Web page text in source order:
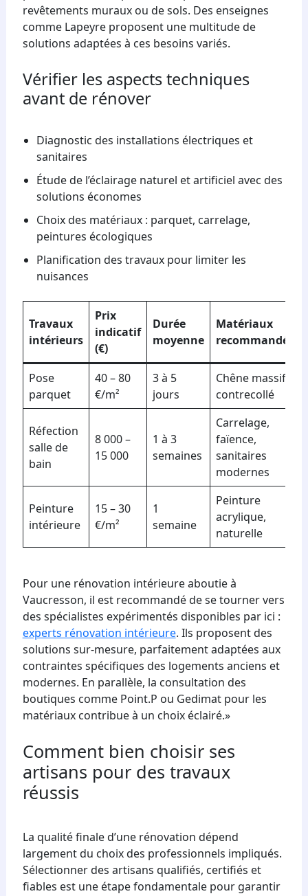
revêtements muraux ou de sols. Des enseignes
comme Lapeyre proposent une multitude de
solutions adaptées à ces besoins variés.
Vérifier les aspects techniques
avant de rénover
Diagnostic des installations électriques et
sanitaires
Étude de l’éclairage naturel et artificiel avec des
solutions économes
Choix des matériaux : parquet, carrelage,
peintures écologiques
Planification des travaux pour limiter les
nuisances
Travaux
intérieurs
Prix
indicatif
(€)
Durée
moyenne
Matériaux
recommandés
Pose
parquet
40 – 80
€/m²
3 à 5
jours
Chêne massif,
contrecollé
Réfection
salle de
bain
8 000 –
15 000
1 à 3
semaines
Carrelage,
faïence,
sanitaires
modernes
Peinture
intérieure
15 – 30
€/m²
1
semaine
Peinture
acrylique,
naturelle
Pour une rénovation intérieure aboutie à
Vaucresson, il est recommandé de se tourner vers
des spécialistes expérimentés disponibles par ici :
experts rénovation intérieure. Ils proposent des
solutions sur-mesure, parfaitement adaptées aux
contraintes spécifiques des logements anciens et
modernes. En parallèle, la consultation des
boutiques comme Point.P ou Gedimat pour les
matériaux contribue à un choix éclairé.»
Comment bien choisir ses
artisans pour des travaux
réussis
La qualité finale d’une rénovation dépend
largement du choix des professionnels impliqués.
Sélectionner des artisans qualifiés, certifiés et
fiables est une étape fondamentale pour garantir